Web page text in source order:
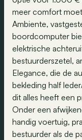
meer comfort
Ambiente,
boordcomputer
elektrische
bestuurderszetel,
Elegance, die de
bekleding half
dit alles heeft een
Onder een
handig voertuig,
bestuurder als de